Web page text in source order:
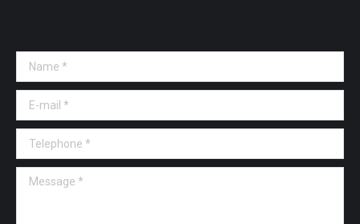
Name *
E-mail *
Telephone *
Message *